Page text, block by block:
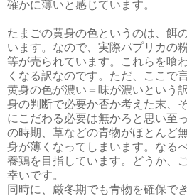
確かに薄いと感じています。
たまごの黄身の色というのは、餌
います。なので、実際パプリカの
等が売られています。これらを喰
くなる訳なのです。ただ、ここで
黄身の色が濃い＝味が濃いという
身の判断で必要か否か考えた末、
にこだわる必要は無かろと思い至
の時期、草などの青物がほとんど
身が薄くなってしまいます。なる
養鶏を目指しています。どうか、
幸いです。
同時に、厳冬期でも青物を確保で